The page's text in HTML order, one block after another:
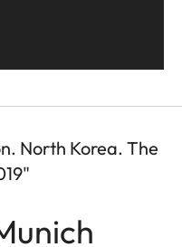
North Korea. The